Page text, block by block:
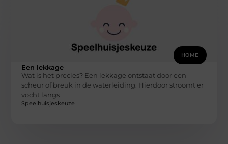
HOME
Een lekkage
Wat is het precies? Een lekkage ontstaat door een
scheur of breuk in de waterleiding. Hierdoor stroomt er
vocht langs
Speelhuisjeskeuze